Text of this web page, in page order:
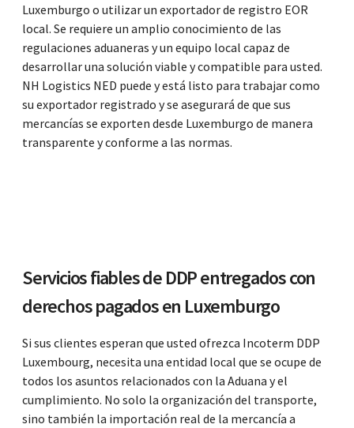
Luxemburgo o utilizar un exportador de registro EOR
local. Se requiere un amplio conocimiento de las
regulaciones aduaneras y un equipo local capaz de
desarrollar una solución viable y compatible para usted.
NH Logistics NED puede y está listo para trabajar como
su exportador registrado y se asegurará de que sus
mercancías se exporten desde Luxemburgo de manera
transparente y conforme a las normas.
Servicios fiables de DDP entregados con
derechos pagados en Luxemburgo
Si sus clientes esperan que usted ofrezca Incoterm DDP
Luxembourg, necesita una entidad local que se ocupe de
todos los asuntos relacionados con la Aduana y el
cumplimiento. No solo la organización del transporte,
sino también la importación real de la mercancía a